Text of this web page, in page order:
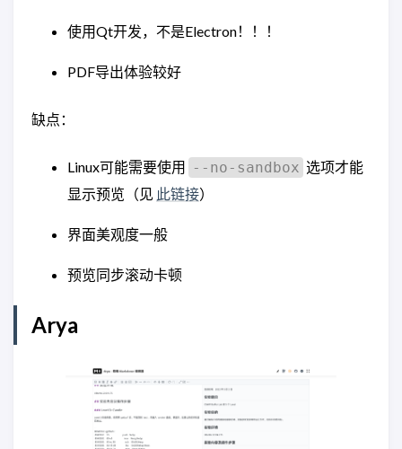
使用Qt开发，不是Electron！！！
PDF导出体验较好
缺点：
Linux可能需要使用 --no-sandbox 选项才能
显示预览（见 此链接）
界面美观度一般
预览同步滚动卡顿
Arya